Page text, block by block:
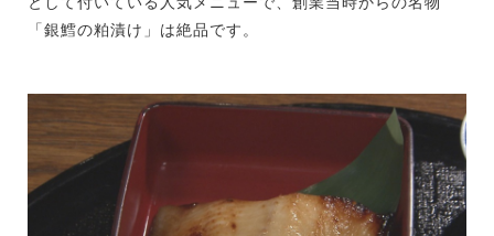
「銀鱈の粕漬け」は絶品です。